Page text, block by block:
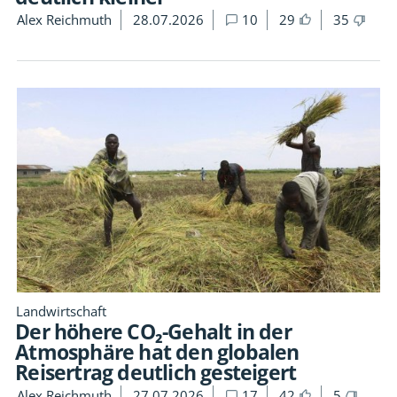
Alex Reichmuth 28.07.2026 10 29 35
Landwirtschaft
Der höhere CO₂-Gehalt in der
Atmosphäre hat den globalen
Reisertrag deutlich gesteigert